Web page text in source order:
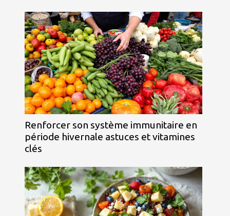
Renforcer son système immunitaire en
période hivernale astuces et vitamines
clés